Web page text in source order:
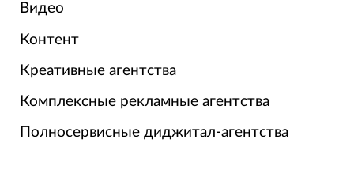
Видео
Контент
Креативные агентства
Комплексные рекламные агентства
Полносервисные диджитал-агентства